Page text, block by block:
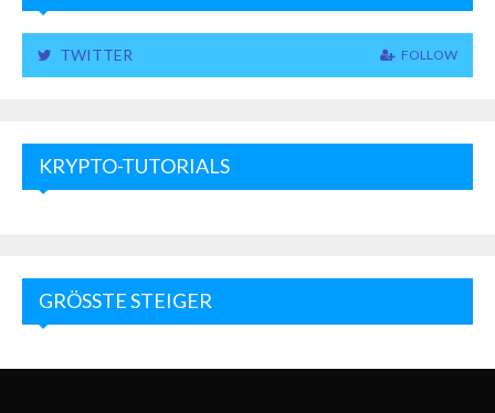
TWITTER FOLLOW
KRYPTO-TUTORIALS
GRÖSSTE STEIGER